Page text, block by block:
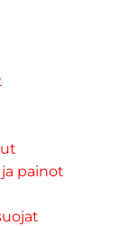
painot